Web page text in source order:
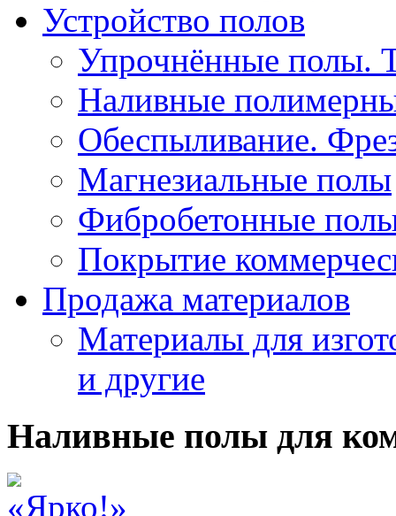
Устройство полов
Упрочнённые полы.
Наливные
Обеспыливание.
Магнезиальные полы
Фибробетонные
Покрытие
Продажа материалов
Материалы для
и другие
Наливные полы для